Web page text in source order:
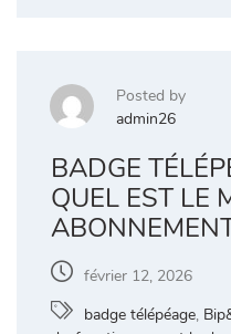
Posted by
admin26
BADGE
QUEL EST LE
février 12, 2026
badge télépéage,